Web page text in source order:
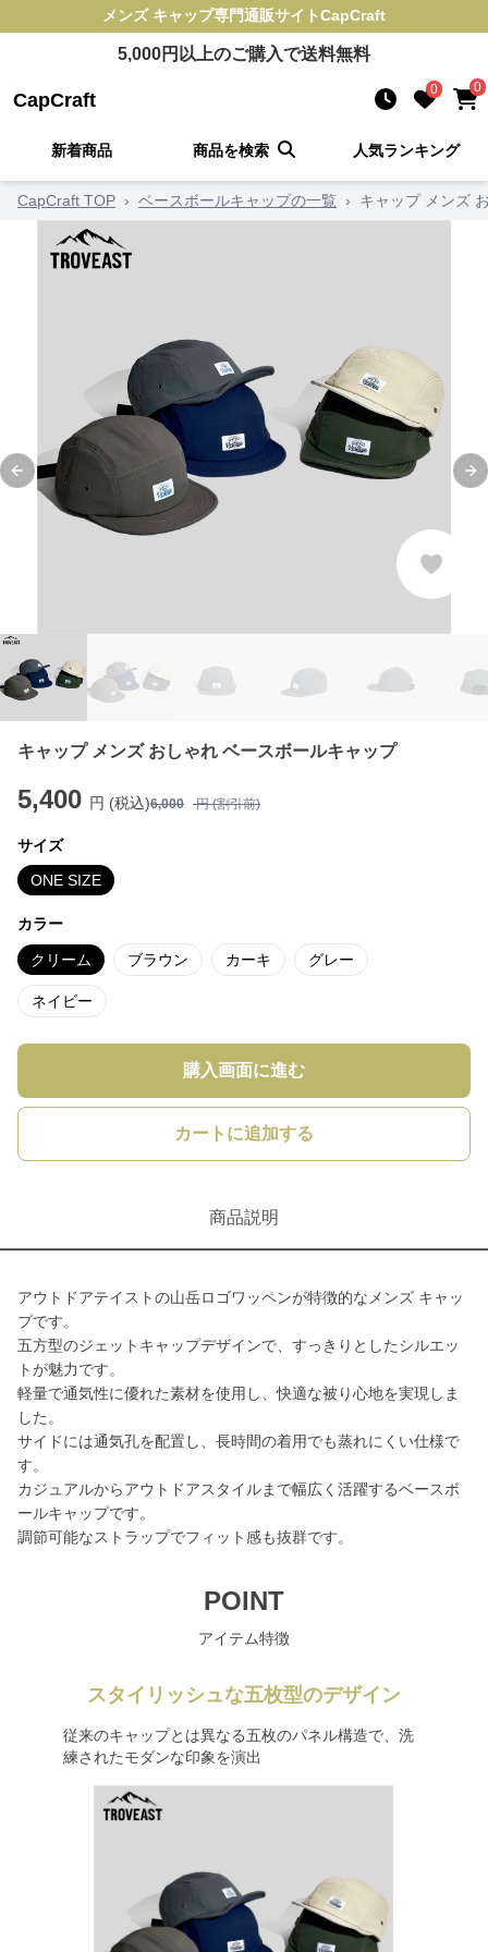
メンズ キャップ専門通販サイトCapCraft
5,000円以上のご購入で送料無料
CapCraft 0 0
新着商品 商品を検索 人気ランキング
CapCraft TOP › ベースボールキャップの一覧 › キャップ メンズ
Previous slide
キャップ メンズ おしゃれ ベースボールキャップ
5,400 円 (税込)6,000 円 (割引前)
サイズ
ONE SIZE
カラー
クリーム ブラウン カーキ グレー
ネイビー
購入画面に進む
カートに追加する
商品説明
アウトドアテイストの山岳ロゴワッペンが特徴的なメンズ キャッ
プです。
五方型のジェットキャップデザインで、すっきりとしたシルエッ
トが魅力です。
軽量で通気性に優れた素材を使用し、快適な被り心地を実現しま
した。
サイドには通気孔を配置し、長時間の着用でも蒸れにくい仕様で
す。
カジュアルからアウトドアスタイルまで幅広く活躍するベースボ
ールキャップです。
調節可能なストラップでフィット感も抜群です。
POINT
アイテム特徴
スタイリッシュな五枚型のデザイン
従来のキャップとは異なる五枚のパネル構造で、洗
練されたモダンな印象を演出